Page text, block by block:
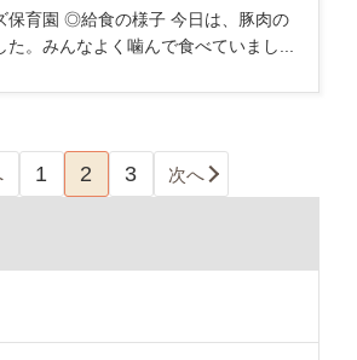
保育園 ◎給食の様子 今日は、豚肉の
た。みんなよく噛んで食べていまし...
1 2 3 次へ